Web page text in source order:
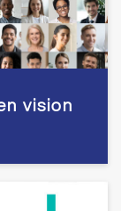
vision